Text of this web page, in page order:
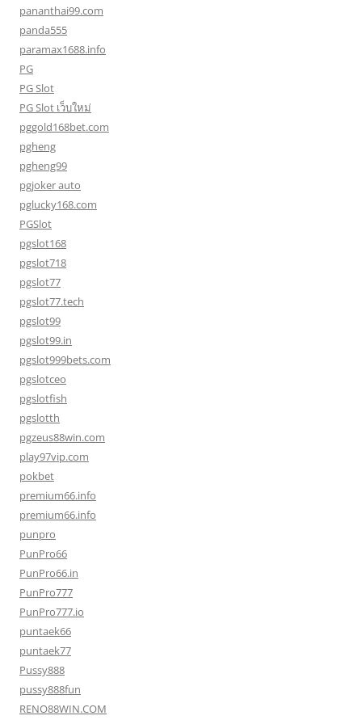
pananthai99.com
panda555
paramax1688.info
PG
PG Slot
PG Slot เว็บใหม่
pggold168bet.com
pgheng
pgheng99
pgjoker auto
pglucky168.com
PGSlot
pgslot168
pgslot718
pgslot77
pgslot77.tech
pgslot99
pgslot99.in
pgslot999bets.com
pgslotceo
pgslotfish
pgslotth
pgzeus88win.com
play97vip.com
pokbet
premium66.info
premium66.info
punpro
PunPro66
PunPro66.in
PunPro777
PunPro777.io
puntaek66
puntaek77
Pussy888
pussy888fun
RENO88WIN.COM